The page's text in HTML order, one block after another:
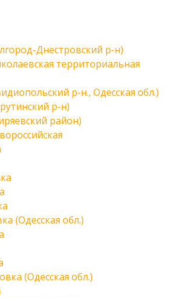
Днестровский р-н)
территориальная
р-н., Одесская обл.)
р-н)
район)
(Одесская обл.)
(Одесская обл.)